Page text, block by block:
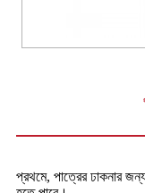
প্রথমে, পাত্রের ঢাকনার